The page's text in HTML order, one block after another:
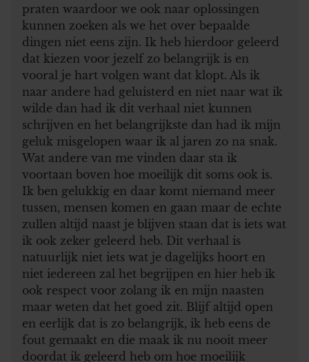
praten waardoor we ook naar oplossingen
kunnen zoeken als we het over bepaalde
dingen niet eens zijn. Ik heb hierdoor geleerd
dat kiezen voor jezelf zo belangrijk is en
vooral je hart volgen want dat klopt. Als ik
naar andere had geluisterd en niet naar wat ik
wilde dan had ik dit verhaal niet kunnen
schrijven en het belangrijkste dan had ik mijn
geluk misgelopen waar ik al jaren zo na snak.
Wat andere van me vinden daar sta ik
voortaan boven hoe moeilijk dit soms ook is.
Ik ben gelukkig en daar komt niemand meer
tussen, mensen komen en gaan maar de echte
zullen altijd naast je blijven staan dat is iets wat
ik ook zeker geleerd heb. Dit verhaal is
natuurlijk niet iets wat je dagelijks hoort en
niet iedereen zal het begrijpen en hier heb ik
ook respect voor zolang ik en mijn naasten
maar weten dat het goed zit. Blijf altijd open
en eerlijk dat is zo belangrijk, ik heb eens de
fout gemaakt en die maak ik nu nooit meer
doordat ik geleerd heb om hoe moeilijk